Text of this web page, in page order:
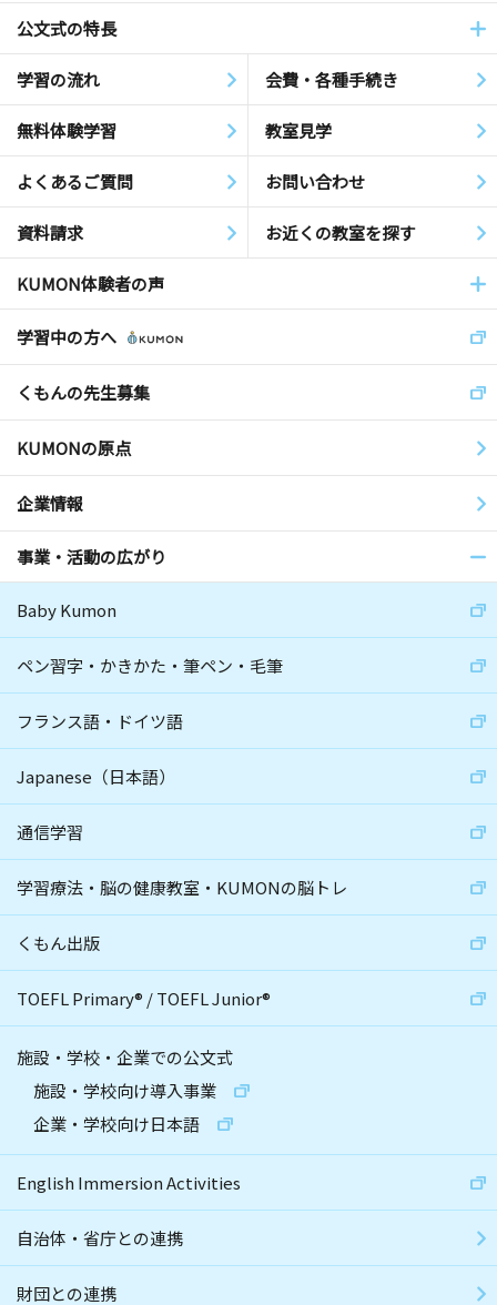
公文式の特長
学習の流れ 会費・各種手続き
無料体験学習 教室見学
よくあるご質問 お問い合わせ
資料請求 お近くの教室を探す
KUMON体験者の声
学習中の方へ
くもんの先生募集
KUMONの原点
企業情報
事業・活動の広がり
Baby Kumon
ペン習字・かきかた・筆ペン・毛筆
フランス語・ドイツ語
Japanese（日本語）
通信学習
学習療法・脳の健康教室・KUMONの脳トレ
くもん出版
TOEFL Primary® /TOEFL Junior®
施設・学校・企業での公文式
施設・学校向け導入事業
企業・学校向け日本語
English Immersion Activities
自治体・省庁との連携
財団との連携